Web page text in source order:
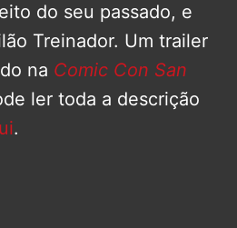
do seu passado, e
Treinador. Um trailer
na Comic Con San
ler toda a descrição
.